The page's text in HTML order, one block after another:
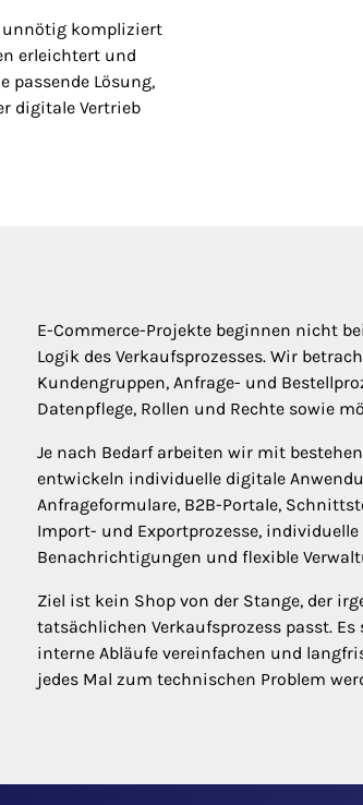
unnötig kompliziert
erleichtert und
passende Lösung,
digitale Vertrieb
E-Commerce-Projekte beginnen nicht
Logik des Verkaufsprozesses. Wir
Kundengruppen, Anfrage- und
Datenpflege, Rollen und Rechte sowie
Je nach Bedarf arbeiten wir mit
entwickeln individuelle digitale
Anfrageformulare, B2B-Portale,
Import- und Exportprozesse,
Benachrichtigungen und flexible
Ziel ist kein Shop von der Stange, der
tatsächlichen Verkaufsprozess passt.
interne Abläufe vereinfachen und
jedes Mal zum technischen Problem